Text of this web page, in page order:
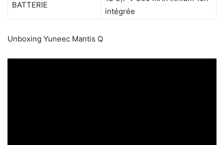
BATTERIE
intégrée
Unboxing Yuneec Mantis Q